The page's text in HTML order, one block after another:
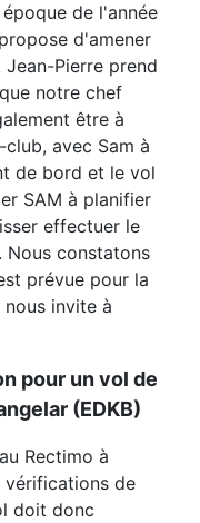
de l'année
d'amener
Pierre prend
notre chef
être à
avec Sam à
de bord et le vol
SAM à planifier
effectuer le
Nous constatons
prévue pour la
invite à
pour un vol de
(EDKB)
Rectimo à
vérifications de
doit donc